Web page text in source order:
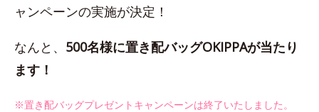
ャンペーンの実施が決定！
なんと、 500名様に置き配バッグOKIPPAが当たり
ます！
※置き配バッグプレゼントキャンペーンは終了いたしました。